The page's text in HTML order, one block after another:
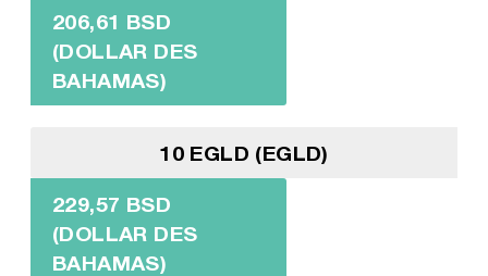
206,61 BSD
(DOLLAR DES
BAHAMAS)
10 EGLD (EGLD)
229,57 BSD
(DOLLAR DES
BAHAMAS)